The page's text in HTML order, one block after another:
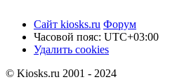
Сайт kiosks.ru Форум
Часовой пояс: UTC+03:00
Удалить cookies
© Kiosks.ru 2001 - 2024